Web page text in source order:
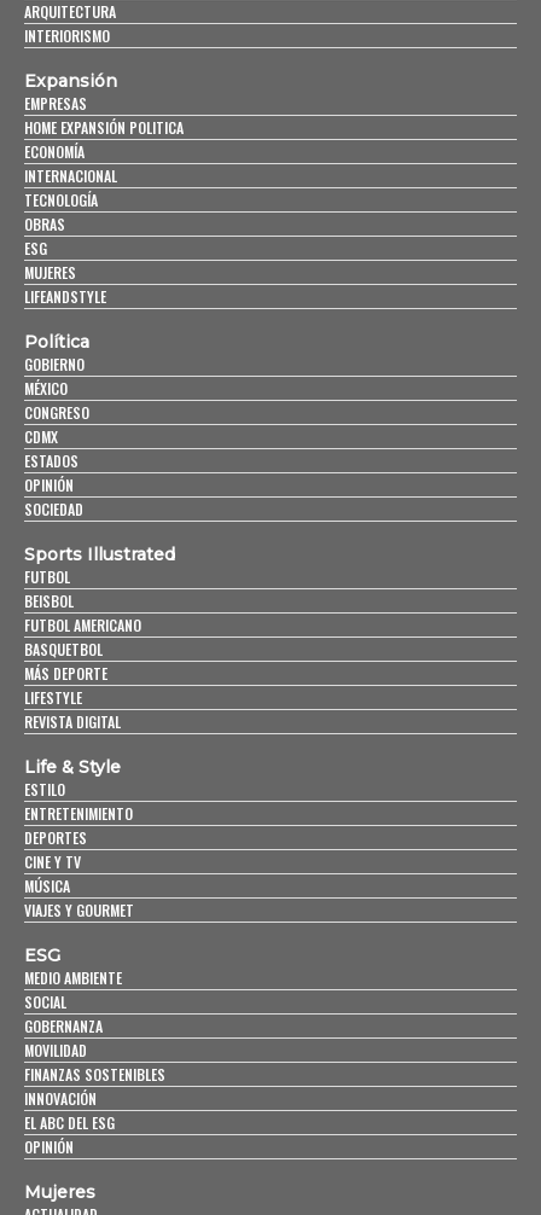
ARQUITECTURA
INTERIORISMO
Expansión
EMPRESAS
HOME EXPANSIÓN POLITICA
ECONOMÍA
INTERNACIONAL
TECNOLOGÍA
OBRAS
ESG
MUJERES
LIFEANDSTYLE
Política
GOBIERNO
MÉXICO
CONGRESO
CDMX
ESTADOS
OPINIÓN
SOCIEDAD
Sports Illustrated
FUTBOL
BEISBOL
FUTBOL AMERICANO
BASQUETBOL
MÁS DEPORTE
LIFESTYLE
REVISTA DIGITAL
Life & Style
ESTILO
ENTRETENIMIENTO
DEPORTES
CINE Y TV
MÚSICA
VIAJES Y GOURMET
ESG
MEDIO AMBIENTE
SOCIAL
GOBERNANZA
MOVILIDAD
FINANZAS SOSTENIBLES
INNOVACIÓN
EL ABC DEL ESG
OPINIÓN
Mujeres